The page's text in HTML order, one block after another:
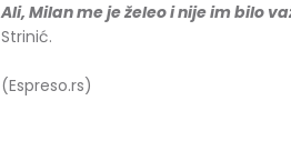
Ali, Milan me je želeo i nije im bilo
Strinić.
(Espreso.rs)